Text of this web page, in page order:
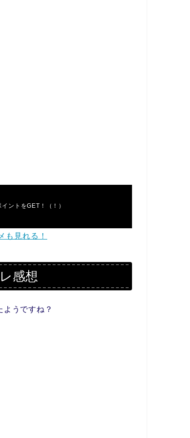
ントをGET！（！）
も見れる！
感想
うですね？